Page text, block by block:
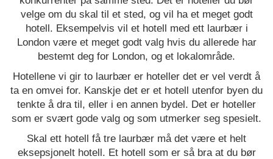
velge om du skal til et sted, og vil ha et meget godt
hotell. Eksempelvis vil et hotell med ett laurbær i
London være et meget godt valg hvis du allerede har
bestemt deg for London, og et lokalområde.
Hotellene vi gir to laurbær er hoteller det er vel verdt å
ta en omvei for. Kanskje det er et hotell utenfor byen du
tenkte å dra til, eller i en annen bydel. Det er hoteller
som er svært gode valg og som utmerker seg spesielt.
Skal ett hotell få tre laurbær må det være et helt
eksepsjonelt hotell. Et hotell som er så bra at du bør